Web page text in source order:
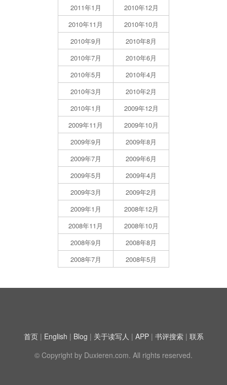
2011年1月
2010年12月
2010年11月
2010年10月
2010年9月
2010年8月
2010年7月
2010年6月
2010年5月
2010年4月
2010年3月
2010年2月
2010年1月
2009年12月
2009年11月
2009年10月
2009年9月
2009年8月
2009年7月
2009年6月
2009年5月
2009年4月
2009年3月
2009年2月
2009年1月
2008年12月
2008年11月
2008年10月
2008年9月
2008年8月
2008年7月
2008年5月
首页| English | Blog | 关于读写人 | APP| 书评搜索| 联系
© Copyright by Duxieren.com. All rights reserved.